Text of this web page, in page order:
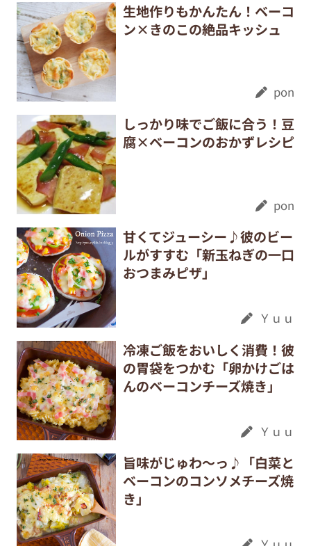
生地作りもかんたん！ベーコ
ン×きのこの絶品キッシュ
pon
しっかり味でご飯に合う！豆
腐×ベーコンのおかずレシピ
pon
甘くてジューシー♪彼のビー
ルがすすむ「新玉ねぎの一口
おつまみピザ」
Ｙｕｕ
冷凍ご飯をおいしく消費！彼
の胃袋をつかむ「卵かけごは
んのベーコンチーズ焼き」
Ｙｕｕ
旨味がじゅわ〜っ♪「白菜と
ベーコンのコンソメチーズ焼
き」